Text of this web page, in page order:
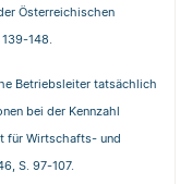
Österreichischen
148.
Betriebsleiter tatsächlich
bei der Kennzahl
für Wirtschafts- und
S. 97-107.